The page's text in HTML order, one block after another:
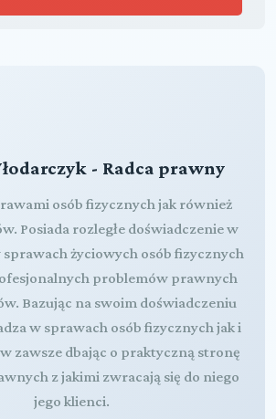
- Radca prawny
osób fizycznych jak również
Posiada rozległe doświadczenie w
życiowych osób fizycznych
problemów prawnych
Bazując na swoim doświadczeniu
w sprawach osób fizycznych jak i
zawsze dbając o praktyczną stronę
z jakimi zwracają się do niego
jego klienci.